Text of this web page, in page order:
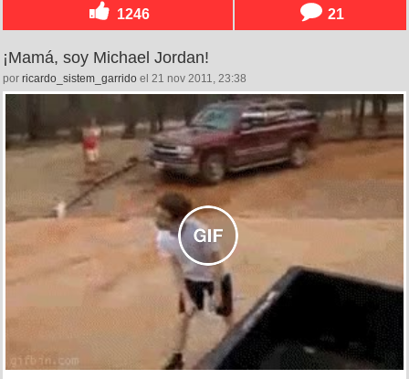
1246 21
¡Mamá, soy Michael Jordan!
por ricardo_sistem_garrido el 21 nov 2011, 23:38